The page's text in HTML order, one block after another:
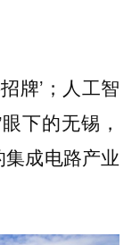
牌’；人工智
下的无锡，
成电路产业